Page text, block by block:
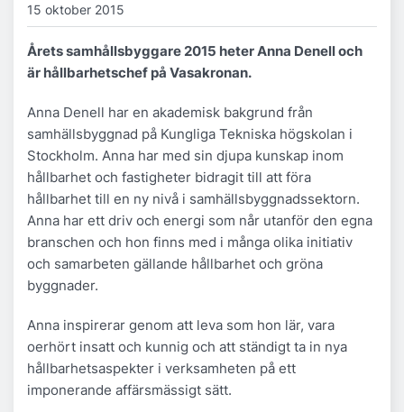
15 oktober 2015
Årets samhållsbyggare 2015 heter Anna Denell och
är hållbarhetschef på Vasakronan.
Anna Denell har en akademisk bakgrund från
samhällsbyggnad på Kungliga Tekniska högskolan i
Stockholm. Anna har med sin djupa kunskap inom
hållbarhet och fastigheter bidragit till att föra
hållbarhet till en ny nivå i samhällsbyggnadssektorn.
Anna har ett driv och energi som når utanför den egna
branschen och hon finns med i många olika initiativ
och samarbeten gällande hållbarhet och gröna
byggnader.
Anna inspirerar genom att leva som hon lär, vara
oerhört insatt och kunnig och att ständigt ta in nya
hållbarhetsaspekter i verksamheten på ett
imponerande affärsmässigt sätt.